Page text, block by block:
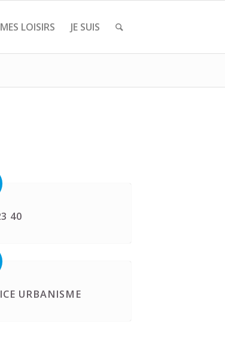
MES LOISIRS JE SUIS
40
URBANISME